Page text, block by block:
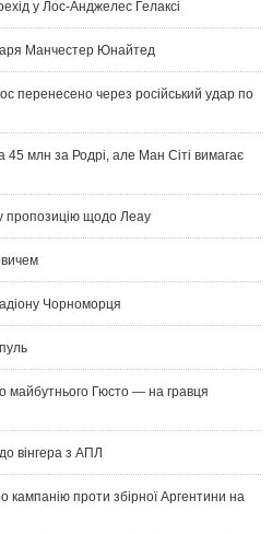
у Лос-Анджелес Гелаксі
Манчестер Юнайтед
перенесено через російський удар по
млн за Родрі, але Ман Сіті вимагає
пропозицію щодо Леау
Чорноморця
майбутнього Гюсто — на гравця
вінгера з АПЛ
проти збірної Аргентини на